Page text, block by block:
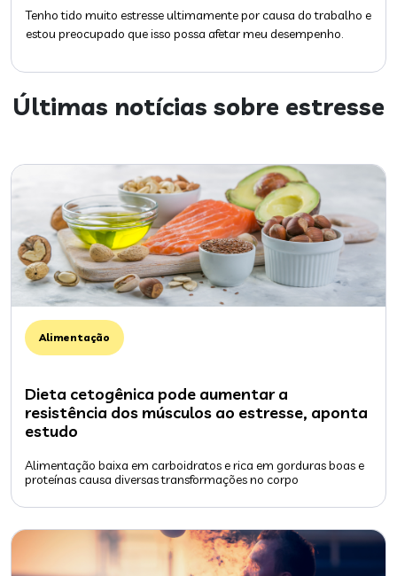
Tenho tido muito estresse ultimamente por causa do trabalho e
estou preocupado que isso possa afetar meu desempenho.
Últimas notícias sobre estresse
Alimentação
Dieta cetogênica pode aumentar a
resistência dos músculos ao estresse, aponta
estudo
Alimentação baixa em carboidratos e rica em gorduras boas e
proteínas causa diversas transformações no corpo